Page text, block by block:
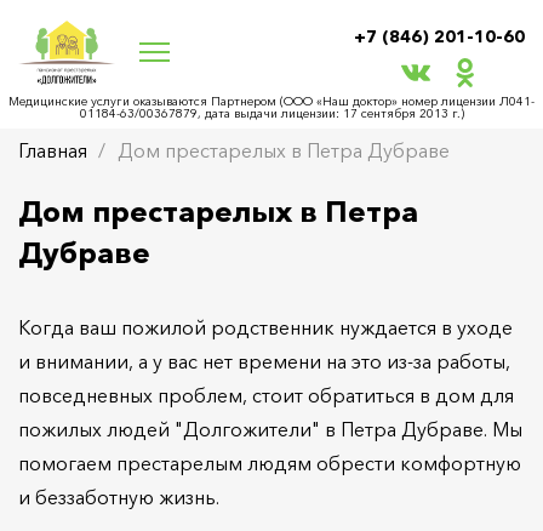
+7 (846) 201-10-60
Медицинские услуги оказываются Партнером (ООО «Наш доктор» номер лицензии Л041-
01184-63/00367879, дата выдачи лицензии: 17 сентября 2013 г.)
Главная Дом престарелых в Петра Дубраве
Дом престарелых в Петра
Дубраве
Когда ваш пожилой родственник нуждается в уходе
и внимании, а у вас нет времени на это из-за работы,
повседневных проблем, стоит обратиться в дом для
пожилых людей "Долгожители" в Петра Дубраве. Мы
помогаем престарелым людям обрести комфортную
и беззаботную жизнь.